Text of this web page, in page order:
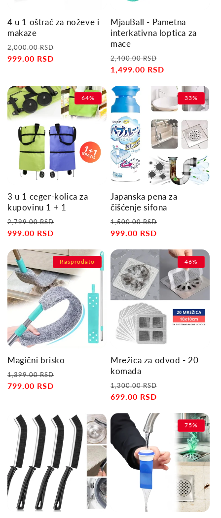
4 u 1 oštrač za noževe i
makaze
Regular
price
2,000.00 RSD
999.00 RSD
MjauBall - Pametna
interkativna loptica za
mace
Regular
price
2,400.00 RSD
price
1,499.00 RSD
64%
3 u 1 ceger-kolica za
kupovinu 1 + 1
Regular
price
2,799.00 RSD
999.00 RSD
33%
Japanska pena za
čišćenje sifona
Regular
price
1,500.00 RSD
999.00 RSD
Rasprodato
Magični brisko
Regular
price
1,399.00 RSD
799.00 RSD
46%
Mrežica za odvod - 20
komada
Regular
price
1,300.00 RSD
699.00 RSD
75%